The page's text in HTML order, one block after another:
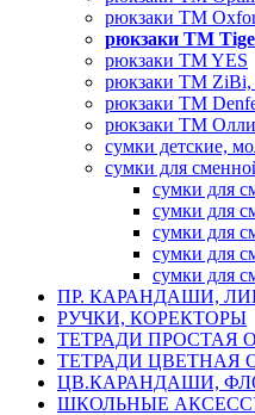
рюкзаки TM
рюкзаки TM
рюкзаки TM YES
рюкзаки TM ZiBi,
рюкзаки ТМ
рюкзаки ТМ Олли
сумки детские,
сумки для
сумки для
сумки для
сумки для
сумки для
сумки для
ПР. КАРАНДАШИ,
РУЧКИ, КОРЕКТОРЫ
ТЕТРАДИ ПРОСТАЯ
ТЕТРАДИ ЦВЕТНАЯ
ЦВ.КАРАНДАШИ,
ШКОЛЬНЫЕ